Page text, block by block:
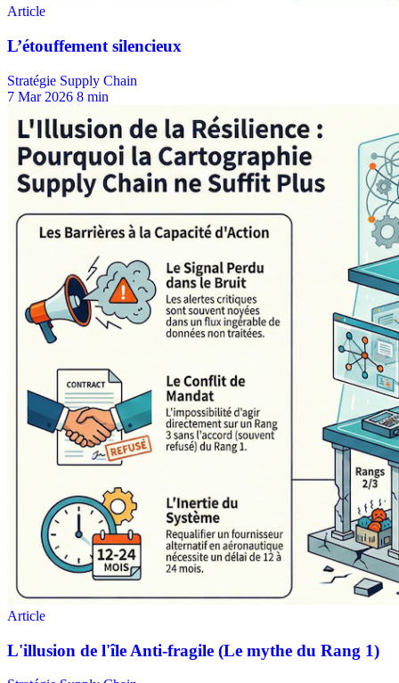
Stratégie Supply Chain
7 Mar 2026 8 min